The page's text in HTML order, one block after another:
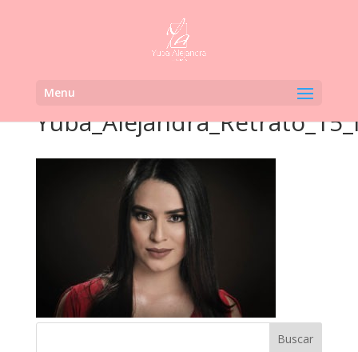
Menu